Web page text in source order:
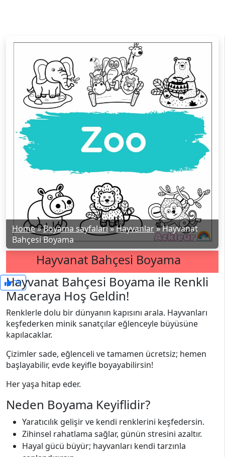
Home»Boyama sayfaları»Hayvanlar»Hayvanat
Bahçesi Boyama
Hayvanat Bahçesi Boyama
79
Hayvanat Bahçesi Boyama ile Renkli
Maceraya Hoş Geldin!
Renklerle dolu bir dünyanın kapısını arala. Hayvanları
keşfederken minik sanatçılar eğlenceyle büyüsüne
kapılacaklar.
Çizimler sade, eğlenceli ve tamamen ücretsiz; hemen
başlayabilir, evde keyifle boyayabilirsin!
Her yaşa hitap eder.
Neden Boyama Keyiflidir?
Yaratıcılık gelişir ve kendi renklerini keşfedersin.
Zihinsel rahatlama sağlar, günün stresini azaltır.
Hayal gücü büyür; hayvanları kendi tarzınla